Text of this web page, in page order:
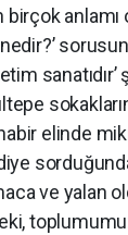
birçok
elinde
ve yalan